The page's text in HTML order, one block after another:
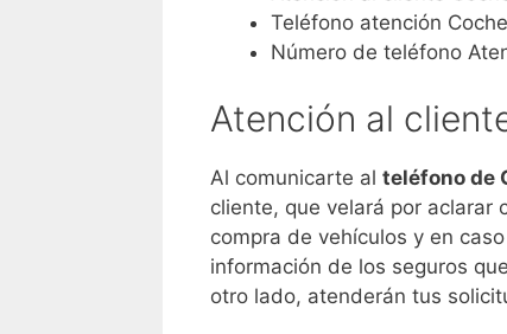
Teléfono atención
Número de teléfono
Atención al
Al comunicarte al teléfono de
cliente, que velará por aclarar
compra de vehículos y en
información de los seguros
otro lado, atenderán tus